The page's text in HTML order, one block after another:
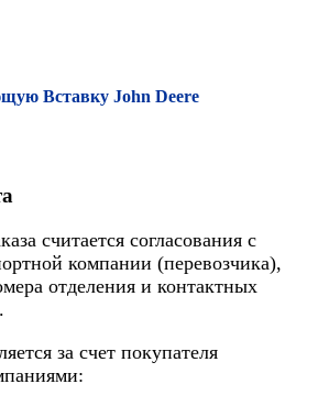
Вставку John Deere
считается согласования с
компании (перевозчика),
отделения и контактных
за счет покупателя